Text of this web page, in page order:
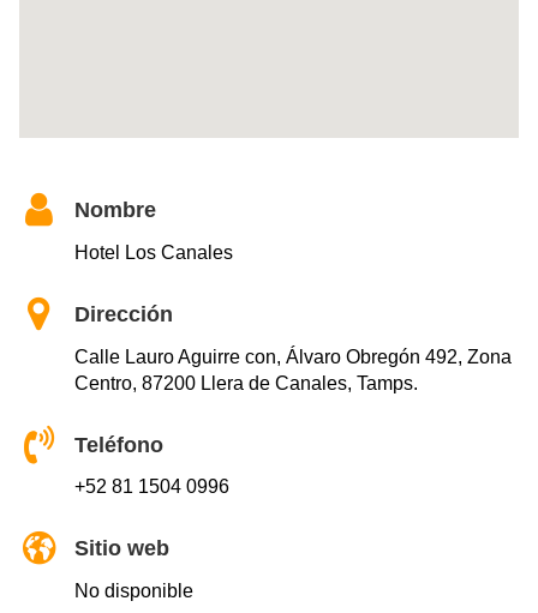
Nombre
Hotel Los Canales
Dirección
Calle Lauro Aguirre con, Álvaro Obregón 492, Zona
Centro, 87200 Llera de Canales, Tamps.
Teléfono
+52 81 1504 0996
Sitio web
No disponible